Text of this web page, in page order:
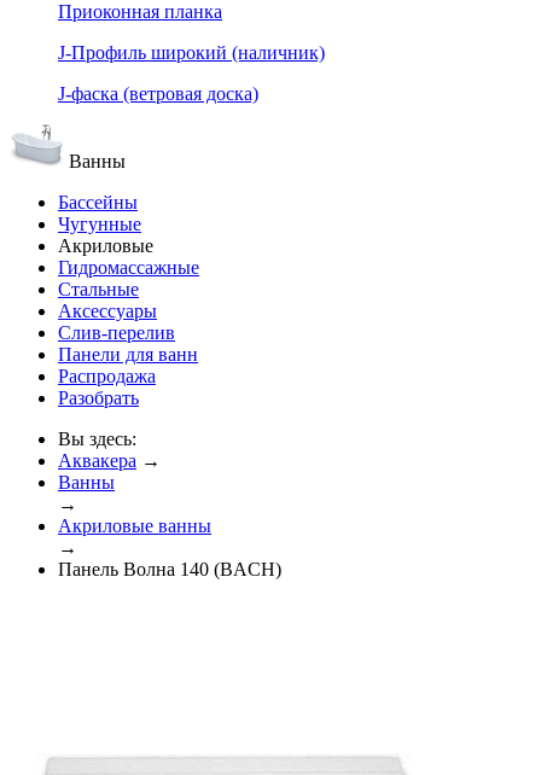
Приоконная планка
J-Профиль широкий (наличник)
J-фаска (ветровая доска)
Ванны
Бассейны
Чугунные
Акриловые
Гидромассажные
Стальные
Аксессуары
Слив-перелив
Панели для ванн
Распродажа
Разобрать
Вы здесь:
Аквакера →
Ванны
→
Акриловые ванны
→
Панель Волна 140 (BACH)